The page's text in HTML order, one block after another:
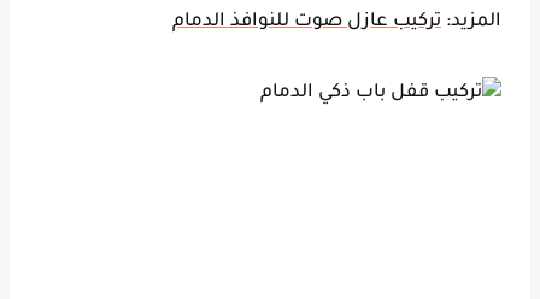
المزيد: تركيب عازل صوت للنوافذ الدمام